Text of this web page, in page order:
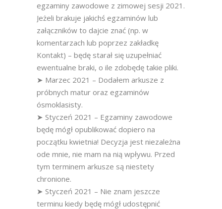
egzaminy zawodowe z zimowej sesji 2021.
Jeżeli brakuje jakichś egzaminów lub
załączników to dajcie znać (np. w
komentarzach lub poprzez zakładkę
Kontakt) – będę starał się uzupełniać
ewentualne braki, o ile zdobędę takie pliki.
➤ Marzec 2021 – Dodałem arkusze z
próbnych matur oraz egzaminów
ósmoklasisty.
➤ Styczeń 2021 – Egzaminy zawodowe
będę mógł opublikować dopiero na
początku kwietnia! Decyzja jest niezależna
ode mnie, nie mam na nią wpływu. Przed
tym terminem arkusze są niestety
chronione.
➤ Styczeń 2021 – Nie znam jeszcze
terminu kiedy będę mógł udostępnić